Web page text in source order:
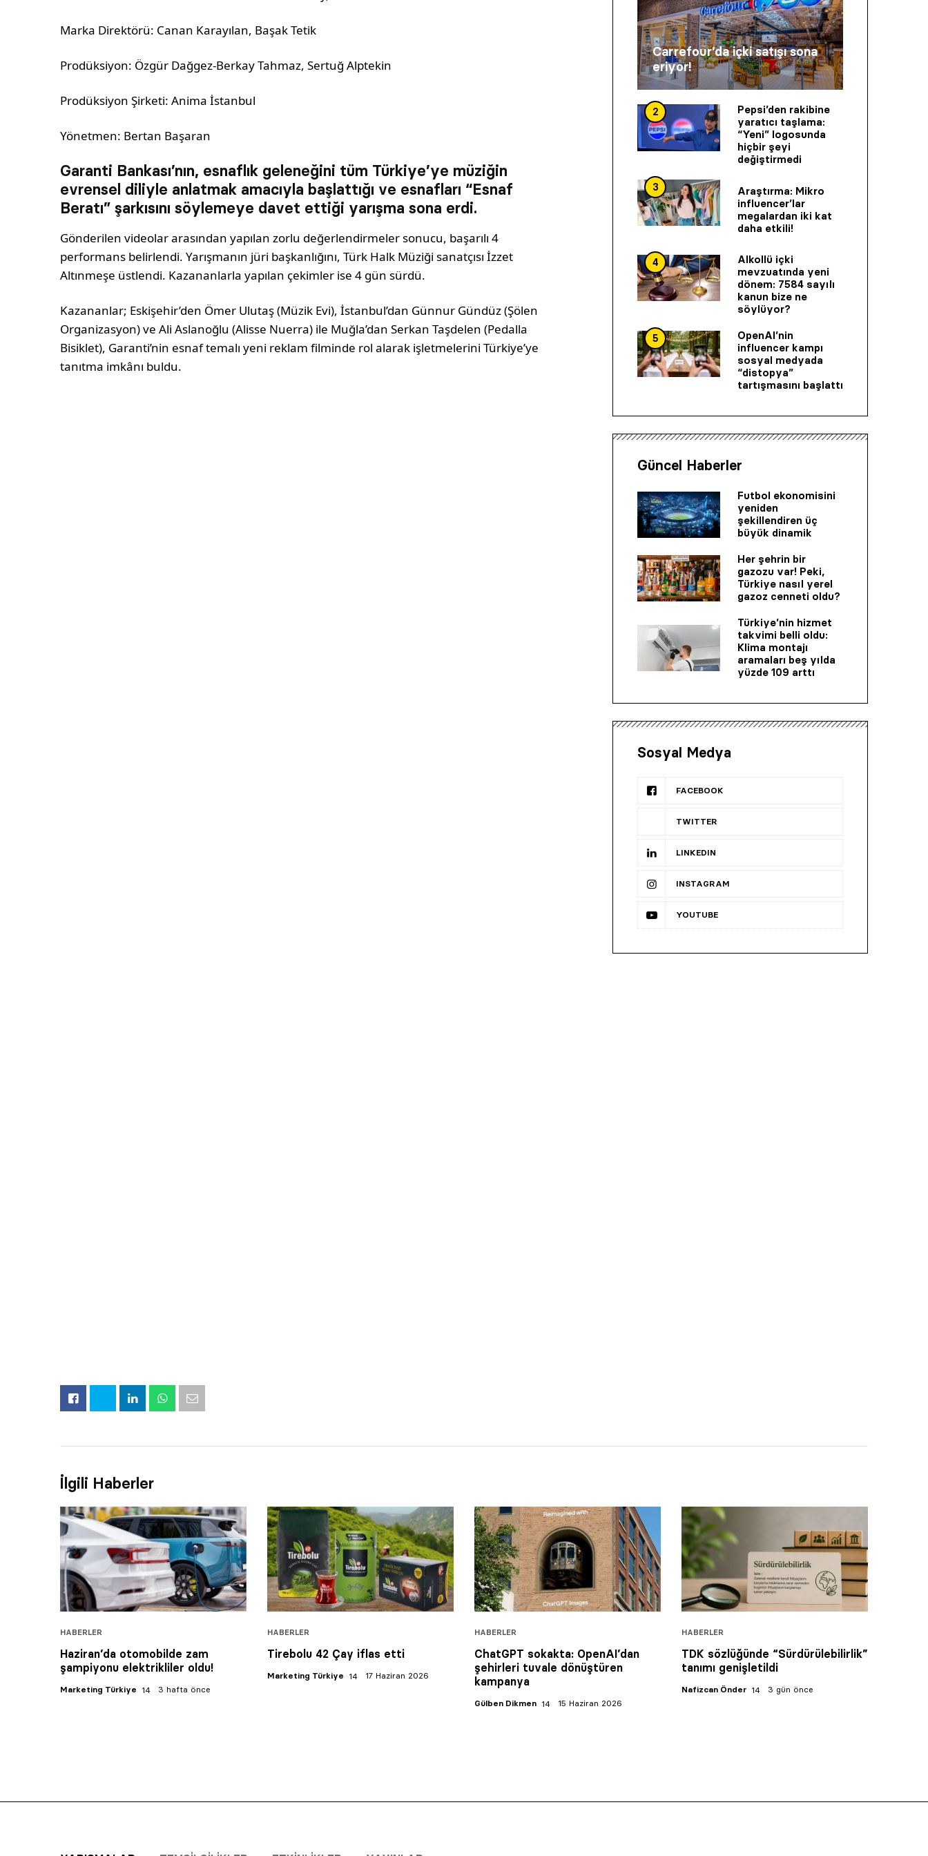
Marka Direktörü: Canan Karayılan, Başak Tetik
Prodüksiyon: Özgür Dağgez-Berkay Tahmaz, Sertuğ Alptekin
Prodüksiyon Şirketi: Anima İstanbul
Yönetmen: Bertan Başaran
Garanti Bankası’nın, esnaflık geleneğini tüm Türkiye’ye müziğin
evrensel diliyle anlatmak amacıyla başlattığı ve esnafları “Esnaf
Beratı” şarkısını söylemeye davet ettiği yarışma sona erdi.
Gönderilen videolar arasından yapılan zorlu değerlendirmeler sonucu, başarılı 4
performans belirlendi. Yarışmanın jüri başkanlığını, Türk Halk Müziği sanatçısı İzzet
Altınmeşe üstlendi. Kazananlarla yapılan çekimler ise 4 gün sürdü.
Kazananlar; Eskişehir’den Ömer Ulutaş (Müzik Evi), İstanbul’dan Günnur Gündüz (Şölen
Organizasyon) ve Ali Aslanoğlu (Alisse Nuerra) ile Muğla’dan Serkan Taşdelen (Pedalla
Bisiklet), Garanti’nin esnaf temalı yeni reklam filminde rol alarak işletmelerini Türkiye’ye
tanıtma imkânı buldu.
Carrefour’da içki satışı sona
eriyor!
2
Pepsi’den rakibine
yaratıcı taşlama:
“Yeni” logosunda
hiçbir şeyi
değiştirmedi
3
Araştırma: Mikro
influencer’lar
megalardan iki kat
daha etkili!
4
Alkollü içki
mevzuatında yeni
dönem: 7584 sayılı
kanun bize ne
söylüyor?
5
OpenAI’nin
influencer kampı
sosyal medyada
“distopya”
tartışmasını başlattı
Güncel Haberler
Futbol ekonomisini
yeniden
şekillendiren üç
büyük dinamik
Her şehrin bir
gazozu var! Peki,
Türkiye nasıl yerel
gazoz cenneti oldu?
Türkiye’nin hizmet
takvimi belli oldu:
Klima montajı
aramaları beş yılda
yüzde 109 arttı
Sosyal Medya
FACEBOOK
TWITTER
LINKEDIN
INSTAGRAM
YOUTUBE
İlgili Haberler
HABERLER
Haziran’da otomobilde zam
şampiyonu elektrikliler oldu!
Marketing Türkiye 3 hafta önce
HABERLER
Tirebolu 42 Çay iflas etti
Marketing Türkiye 17 Haziran 2026
HABERLER
ChatGPT sokakta: OpenAI’dan
şehirleri tuvale dönüştüren
kampanya
Gülben Dikmen 15 Haziran 2026
HABERLER
TDK sözlüğünde “Sürdürülebilirlik”
tanımı genişletildi
Nafizcan Önder 3 gün önce